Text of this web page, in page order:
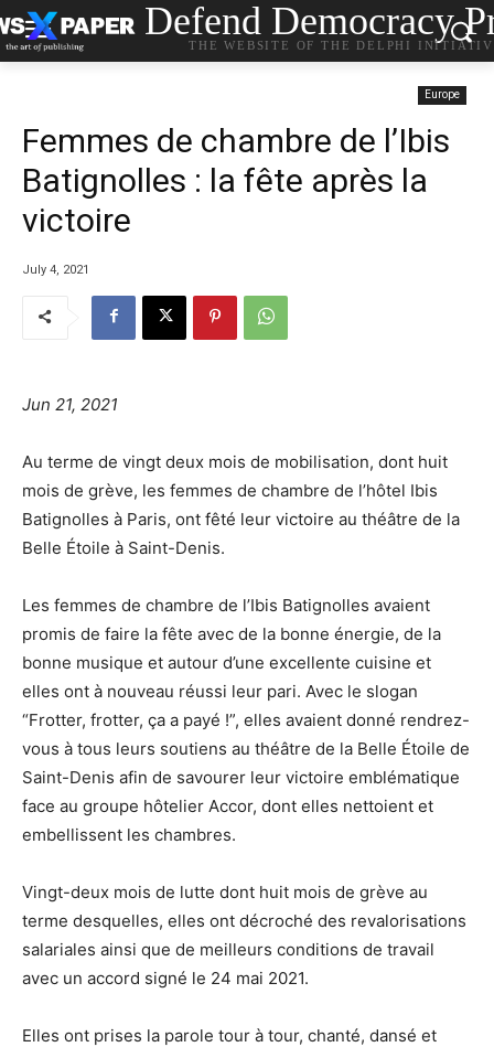
Defend Democracy
THE WEBSITE OF THE DELPHI
Europe
Femmes de chambre de l’Ibis
Batignolles : la fête après la
victoire
July 4, 2021
Jun 21, 2021
Au terme de vingt deux mois de mobilisation, dont huit
mois de grève, les femmes de chambre de l’hôtel Ibis
Batignolles à Paris, ont fêté leur victoire au théâtre de la
Belle Étoile à Saint-Denis.
Les femmes de chambre de l’Ibis Batignolles avaient
promis de faire la fête avec de la bonne énergie, de la
bonne musique et autour d’une excellente cuisine et
elles ont à nouveau réussi leur pari. Avec le slogan
“Frotter, frotter, ça a payé !”, elles avaient donné rendrez-
vous à tous leurs soutiens au théâtre de la Belle Étoile de
Saint-Denis afin de savourer leur victoire emblématique
face au groupe hôtelier Accor, dont elles nettoient et
embellissent les chambres.
Vingt-deux mois de lutte dont huit mois de grève au
terme desquelles, elles ont décroché des revalorisations
salariales ainsi que de meilleurs conditions de travail
avec un accord signé le 24 mai 2021.
Elles ont prises la parole tour à tour, chanté, dansé et